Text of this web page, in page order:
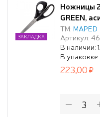
Ножницы
GREEN,
ТМ: MAPED
Артикул:
В наличии:
В
ЗАКЛАДКА
223,00